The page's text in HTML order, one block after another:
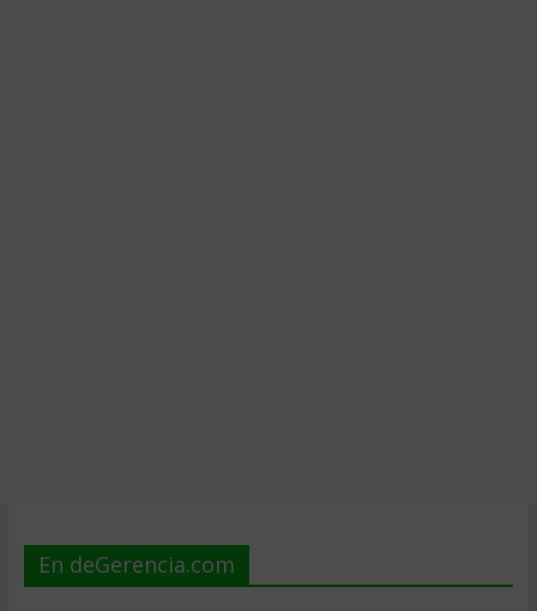
En deGerencia.com